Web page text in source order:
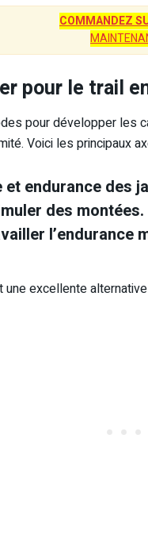
COMMANDEZ
pour le trail
pour développer les
Voici les principaux
endurance des
des
l’endurance
excellente